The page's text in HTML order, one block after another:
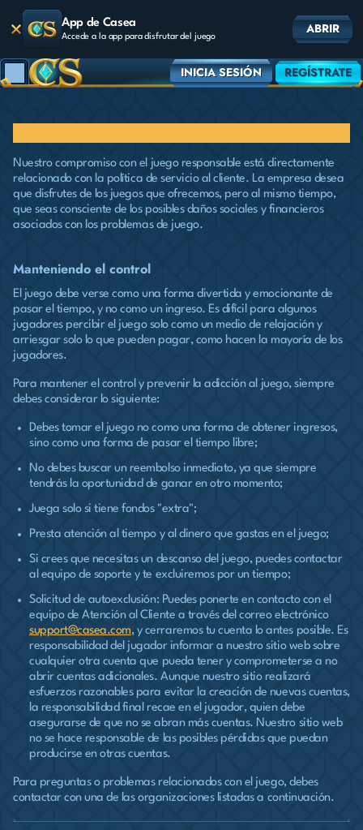
App de Casea
Accede a la app para disfrutar del juego
ABRIR
INICIA SESIÓN REGÍSTRATE
Nuestro compromiso con el juego responsable está directamente
relacionado con la política de servicio al cliente. La empresa desea
que disfrutes de los juegos que ofrecemos, pero al mismo tiempo,
que seas consciente de los posibles daños sociales y financieros
asociados con los problemas de juego.
Manteniendo el control
El juego debe verse como una forma divertida y emocionante de
pasar el tiempo, y no como un ingreso. Es difícil para algunos
jugadores percibir el juego solo como un medio de relajación y
arriesgar solo lo que pueden pagar, como hacen la mayoría de los
jugadores.
Para mantener el control y prevenir la adicción al juego, siempre
debes considerar lo siguiente:
Debes tomar el juego no como una forma de obtener ingresos,
sino como una forma de pasar el tiempo libre;
No debes buscar un reembolso inmediato, ya que siempre
tendrás la oportunidad de ganar en otro momento;
Juega solo si tiene fondos "extra";
Presta atención al tiempo y al dinero que gastas en el juego;
Si crees que necesitas un descanso del juego, puedes contactar
al equipo de soporte y te excluiremos por un tiempo;
Solicitud de autoexclusión: Puedes ponerte en contacto con el
equipo de Atención al Cliente a través del correo electrónico
support@casea.com, y cerraremos tu cuenta lo antes posible. Es
responsabilidad del jugador informar a nuestro sitio web sobre
cualquier otra cuenta que pueda tener y comprometerse a no
abrir cuentas adicionales. Aunque nuestro sitio realizará
esfuerzos razonables para evitar la creación de nuevas cuentas,
la responsabilidad final recae en el jugador, quien debe
asegurarse de que no se abran más cuentas. Nuestro sitio web
no se hace responsable de las posibles pérdidas que puedan
producirse en otras cuentas.
Para preguntas o problemas relacionados con el juego, debes
contactar con una de las organizaciones listadas a continuación.